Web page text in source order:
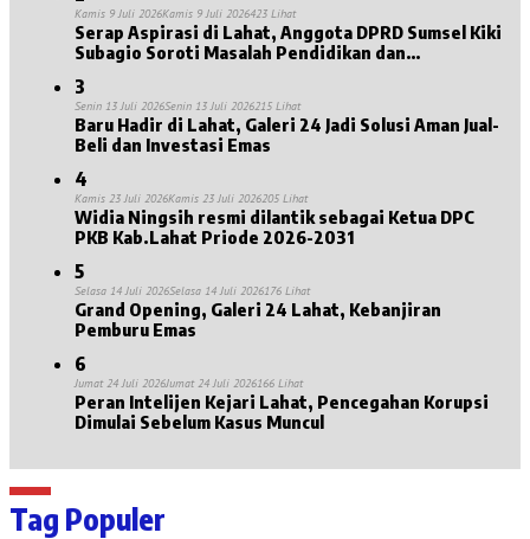
Kamis 9 Juli 2026Kamis 9 Juli 2026423 Lihat
Serap Aspirasi di Lahat, Anggota DPRD Sumsel Kiki
Subagio Soroti Masalah Pendidikan dan
3
Senin 13 Juli 2026Senin 13 Juli 2026215 Lihat
Baru Hadir di Lahat, Galeri 24 Jadi Solusi Aman Jual-
Beli dan Investasi Emas
4
Kamis 23 Juli 2026Kamis 23 Juli 2026205 Lihat
Widia Ningsih resmi dilantik sebagai Ketua DPC
PKB Kab.Lahat Priode 2026-2031
5
Selasa 14 Juli 2026Selasa 14 Juli 2026176 Lihat
Grand Opening, Galeri 24 Lahat, Kebanjiran
Pemburu Emas
6
Jumat 24 Juli 2026Jumat 24 Juli 2026166 Lihat
Peran Intelijen Kejari Lahat, Pencegahan Korupsi
Dimulai Sebelum Kasus Muncul
Tag Populer